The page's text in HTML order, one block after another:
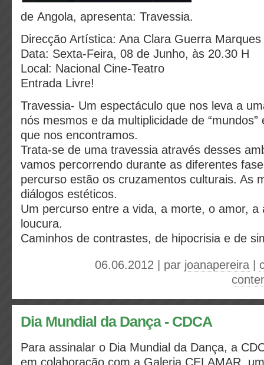
de Angola, apresenta: Travessia.
Direcção Artística: Ana Clara Guerra Marques
Data: Sexta-Feira, 08 de Junho, às 20.30 H
Local: Nacional Cine-Teatro
Entrada Livre!
Travessia- Um espectáculo que nos leva a
nós mesmos e da multiplicidade de
que nos encontramos.
Trata-se de uma travessia através desses
vamos percorrendo durante as diferentes
percurso estão os cruzamentos culturais. As
diálogos estéticos.
Um percurso entre a vida, a morte, o amor, a
loucura.
Caminhos de contrastes, de hipocrisia e de
06.06.2012 | par joanapereira
Dia Mundial da Dança - CDCA
Para assinalar o Dia Mundial da Dança, a
em colaboração com a Galeria CELAMAR,